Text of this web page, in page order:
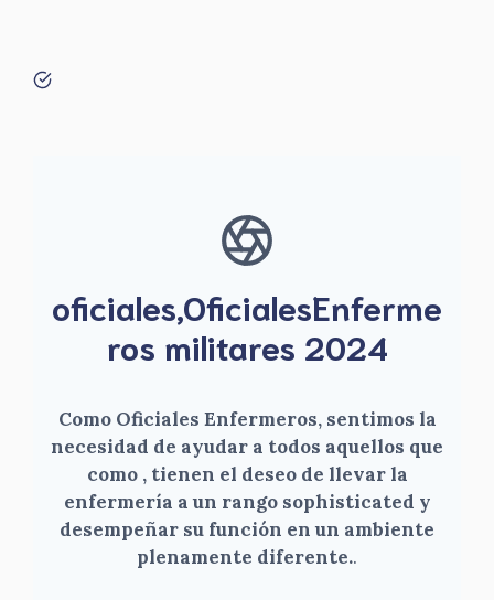
oficiales,OficialesEnferme
ros militares 2024
Como Oficiales Enfermeros, sentimos la
necesidad de ayudar a todos aquellos que
como , tienen el deseo de llevar la
enfermería a un rango sophisticated y
desempeñar su función en un ambiente
plenamente diferente..